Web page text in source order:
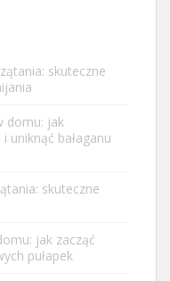
skuteczne
domu: jak
uniknąć bałaganu
skuteczne
jak zacząć
pułapek